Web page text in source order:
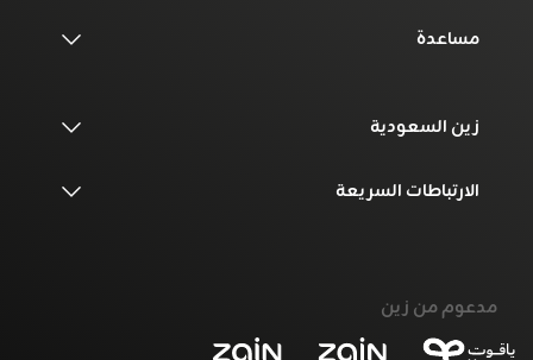
مساعدة
زين السعودية
الارتباطات السريعة
مدعوم من زين